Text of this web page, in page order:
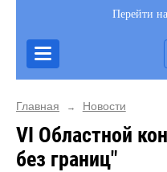
Перейти
Главная → Новости
VI Областной
без границ"